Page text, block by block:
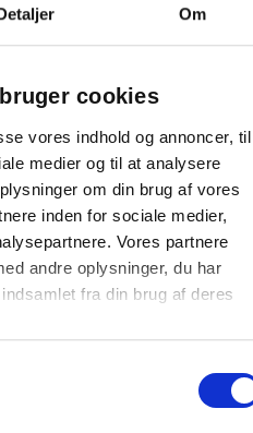
Om
cookies
vores indhold og annoncer, til
medier og til at analysere
om din brug af vores
inden for sociale medier,
Vores partnere
andre oplysninger, du har
fra din brug af deres
Salvequick Plaster tekstil
allergitestede refill 6x45stk
Læg i kurv